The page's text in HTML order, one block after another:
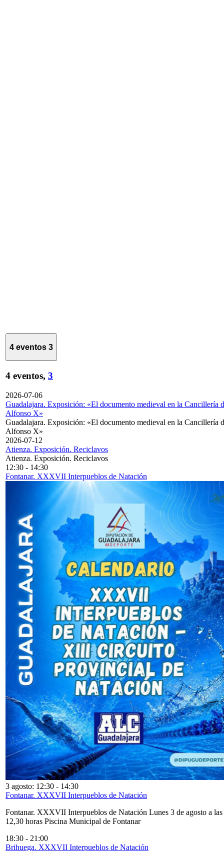
4 eventos 3
4 eventos, 3
2026-07-06
Guadalajara. Exposición: «El documento medieval en la Cancillería
Alfonso X»
Guadalajara. Exposición: «El documento medieval en la Cancillería
Alfonso X»
2026-07-12
Atienza. Exposición. Reciclavos
Atienza. Exposición. Reciclavos
12:30 - 14:30
Fontanar. XXXVII Interpueblos de Natación
3 agosto: 12:30 - 14:30
Fontanar. XXXVII Interpueblos de Natación
Fontanar. XXXVII Interpueblos de Natación Lunes 3 de agosto a las
12,30 horas Piscina Municipal de Fontanar
18:30 - 21:00
Brihuega. XXXVII Interpueblos de Natación